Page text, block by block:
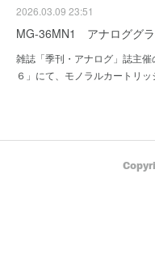
2026.03.09 23:51
MG-36MN1 アナロググ
雑誌「季刊・アナログ」誌主
６」にて、モノラルカートリ